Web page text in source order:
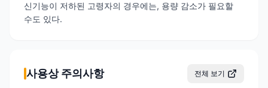
신기능이 저하된 고령자의 경우에는, 용량 감소가 필요할
수도 있다.
사용상 주의사항 전체 보기